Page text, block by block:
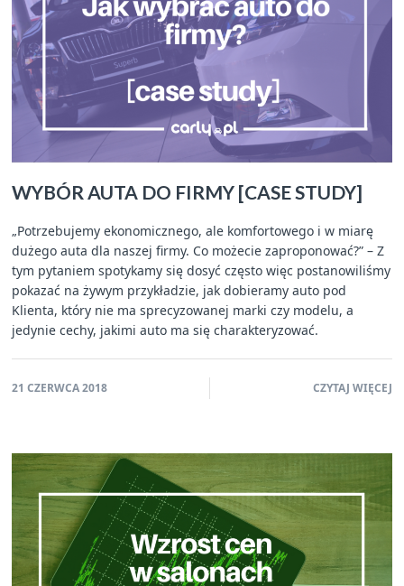
WYBÓR AUTA DO FIRMY [CASE STUDY]
„Potrzebujemy ekonomicznego, ale komfortowego i w miarę
dużego auta dla naszej firmy. Co możecie zaproponować?” – Z
tym pytaniem spotykamy się dosyć często więc postanowiliśmy
pokazać na żywym przykładzie, jak dobieramy auto pod
Klienta, który nie ma sprecyzowanej marki czy modelu, a
jedynie cechy, jakimi auto ma się charakteryzować.
21 CZERWCA 2018 CZYTAJ WIĘCEJ